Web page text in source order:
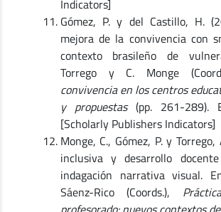
Indicators]
Gómez, P. y del Castillo, H.
mejora de la convivencia con
contexto brasileño de
Torrego y C. Monge
convivencia en los centros
y propuestas(pp. 261-289).
[Scholarly Publishers Indicators]
Monge, C., Gómez, P. y
inclusiva y desarrollo
indagación narrativa visual.
Sáenz-Rico (Coords.),